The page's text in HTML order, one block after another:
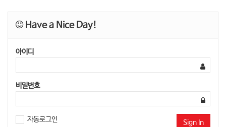
Have a Nice Day!
아이디
비밀번호
자동로그인 Sign In